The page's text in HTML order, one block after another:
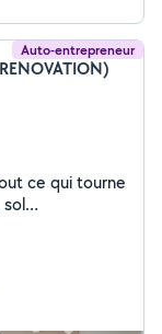
Auto-entrepreneur
ce qui tourne
de la